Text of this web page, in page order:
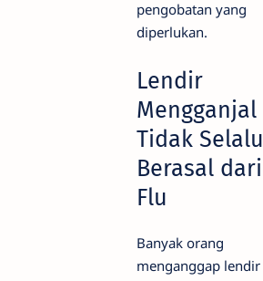
pengobatan yang
diperlukan.
Lendir
Mengganjal
Tidak Selalu
Berasal dari
Flu
Banyak orang
menganggap lendir